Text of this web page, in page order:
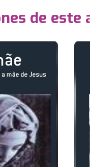
de este